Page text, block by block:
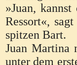
»Juan,
Ressort«,
spitzen Bart.
Juan Martina
unter dem